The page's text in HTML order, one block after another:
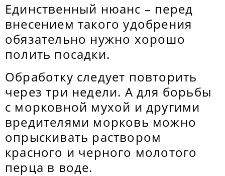
Единственный нюанс – перед
внесением такого удобрения
обязательно нужно хорошо
полить посадки.
Обработку следует повторить
через три недели. А для борьбы
с морковной мухой и другими
вредителями морковь можно
опрыскивать раствором
красного и черного молотого
перца в воде.